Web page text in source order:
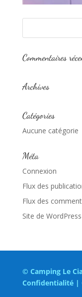
Commentaires
Archives
Catégories
Aucune catégorie
Méta
Connexion
Flux des
Flux des
Site de
© Camping Le
Confidentialité|